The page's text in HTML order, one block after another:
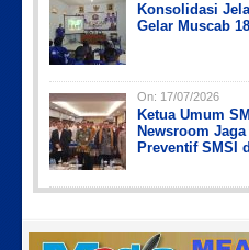
Konsolidasi
Gelar Muscab
On: 17/07/2026
Ketua Umum
Newsroom
Preventif SMSI